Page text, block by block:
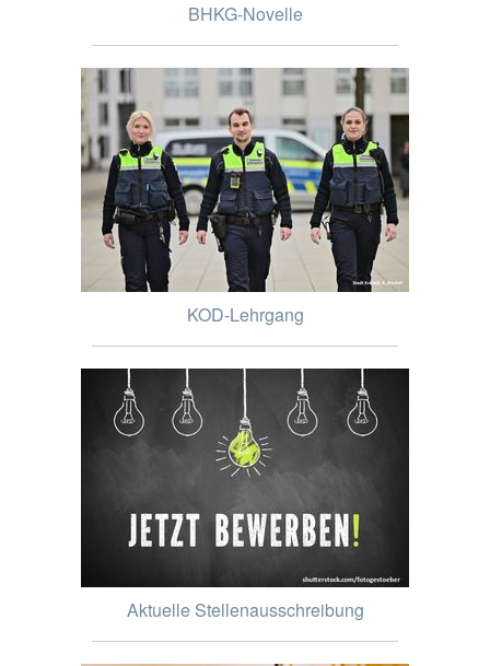
BHKG-Novelle
KOD-Lehrgang
Aktuelle Stellenausschreibung